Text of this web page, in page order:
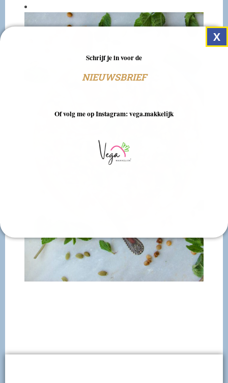
Schrijf je in voor de
NIEUWSBRIEF
Of volg me op Instagram: vega.makkelijk